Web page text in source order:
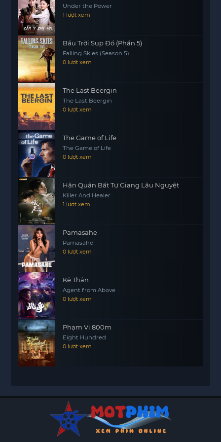
những lựa chọn khó khăn. Liệu họ có thể vượt qua
những rào cản do số phận sắp đặt? Hay tình yêu
của họ sẽ bị chôn vùi trong những mưu đồ chính
trị tăm tối?
“Sejak: Mê Hoặc Quân Vương” không chỉ là một
câu chuyện tình lãng mạn mà còn là một tác
phẩm phản ánh những mối quan hệ phức tạp
trong cuộc sống quyền lực. Nó đưa người xem vào
một cuộc hành trình đầy cảm xúc, nơi mà tình
yêu có thể là cả phương thuốc và cũng là nguyên
nhân dẫn đến bi kịch.
Under the Power
1 lượt xem
Bầu Trời Sụp Đổ (Phần 5)
Falling Skies (Season 5)
0 lượt xem
The Last Beergin
The Last Beergin
0 lượt xem
The Game of Life
The Game of Life
0 lượt xem
Hận Quân Bất Tự Giang Lâu Nguyệt
Killer And Healer
1 lượt xem
Pamasahe
Pamasahe
0 lượt xem
Kê Thân
Agent from Above
0 lượt xem
Phạm Vi 800m
Eight Hundred
0 lượt xem